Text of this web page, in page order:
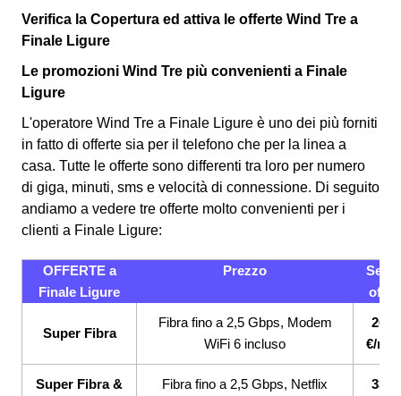
Verifica la Copertura ed attiva le offerte Wind Tre a
Finale Ligure
Le promozioni Wind Tre più convenienti a Finale
Ligure
L'operatore Wind Tre a Finale Ligure è uno dei più forniti
in fatto di offerte sia per il telefono che per la linea a
casa. Tutte le offerte sono differenti tra loro per numero
di giga, minuti, sms e velocità di connessione. Di seguito
andiamo a vedere tre offerte molto convenienti per i
clienti a Finale Ligure:
OFFERTE a
Finale Ligure
Prezzo
Super Fibra
Fibra fino a 2,5 Gbps, Modem
WiFi 6 incluso
€/
Super Fibra &
Fibra fino a 2,5 Gbps, Netflix